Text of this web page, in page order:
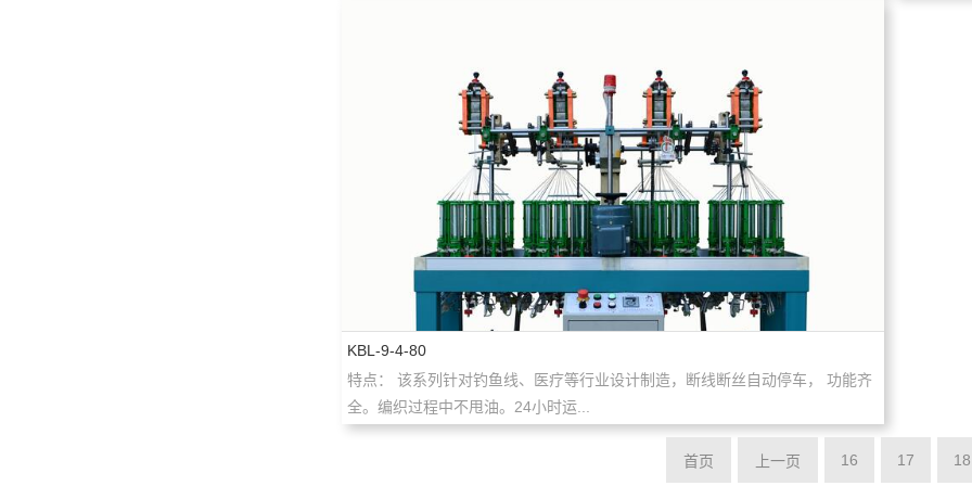
KBL-9-4-80
特点： 该系列针对钓鱼线、医疗等行业设计制造，断线断丝自动停车， 功能齐
全。编织过程中不甩油。24小时运...
首页 上一页 16 17 18